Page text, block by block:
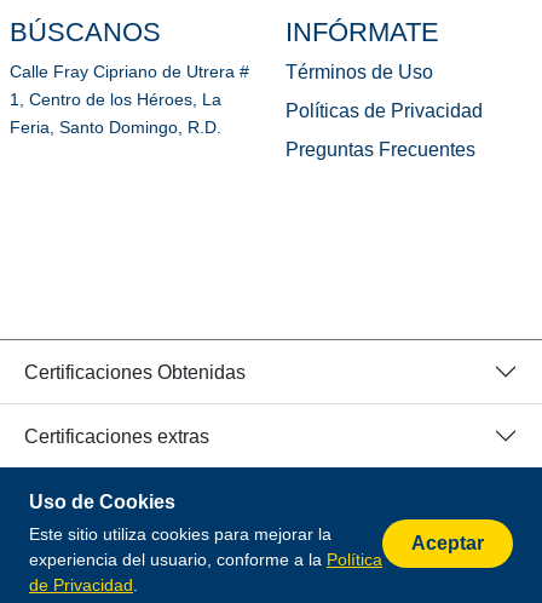
BÚSCANOS
Calle Fray Cipriano de Utrera #
1, Centro de los Héroes, La
Feria, Santo Domingo, R.D.
INFÓRMATE
Términos de Uso
Políticas de Privacidad
Preguntas Frecuentes
Certificaciones Obtenidas
Certificaciones extras
© 2026 Todos los Derechos Reservados.
Desarrollado por
Uso de Cookies
Este sitio utiliza cookies para mejorar la
experiencia del usuario, conforme a la Política
de Privacidad
Aceptar